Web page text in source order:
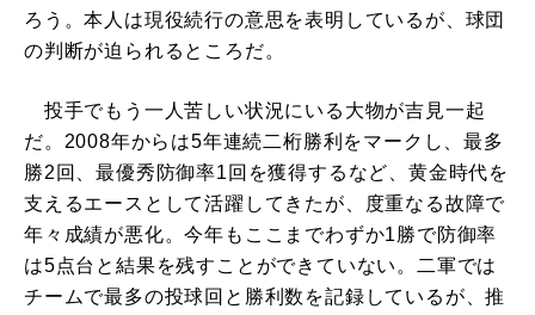
ろう。本人は現役続行の意思を表明しているが、球団
の判断が迫られるところだ。
投手でもう一人苦しい状況にいる大物が吉見一起
だ。2008年からは5年連続二桁勝利をマークし、最多
勝2回、最優秀防御率1回を獲得するなど、黄金時代を
支えるエースとして活躍してきたが、度重なる故障で
年々成績が悪化。今年もここまでわずか1勝で防御率
は5点台と結果を残すことができていない。二軍では
チームで最多の投球回と勝利数を記録しているが、推